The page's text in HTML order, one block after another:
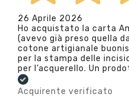
26 Aprile 2026
Ho acquistato la carta
(avevo già preso quella
cotone artigianale
per la stampa delle
per l’acquerello. Un
Acquirente verificato